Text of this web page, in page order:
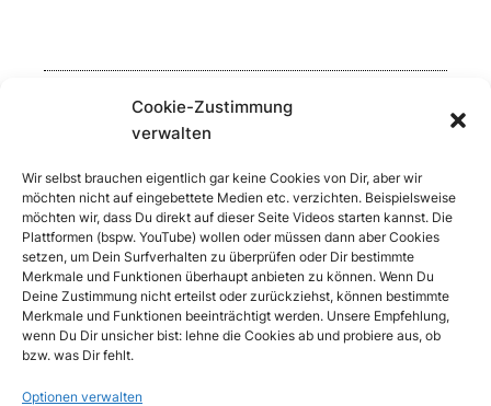
Cookie-Zustimmung
verwalten
Wir selbst brauchen eigentlich gar keine Cookies von Dir, aber wir
möchten nicht auf eingebettete Medien etc. verzichten. Beispielsweise
möchten wir, dass Du direkt auf dieser Seite Videos starten kannst. Die
Plattformen (bspw. YouTube) wollen oder müssen dann aber Cookies
setzen, um Dein Surfverhalten zu überprüfen oder Dir bestimmte
Merkmale und Funktionen überhaupt anbieten zu können. Wenn Du
Deine Zustimmung nicht erteilst oder zurückziehst, können bestimmte
Merkmale und Funktionen beeinträchtigt werden. Unsere Empfehlung,
wenn Du Dir unsicher bist: lehne die Cookies ab und probiere aus, ob
bzw. was Dir fehlt.
Optionen verwalten
WEITERSAGEN